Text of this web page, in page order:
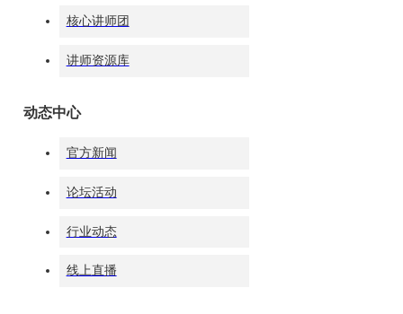
大学生礼仪素
组长
于雷
活动教学品控
核心讲师团
讲师资源库
动态中心
官方新闻
论坛活动
行业动态
线上直播